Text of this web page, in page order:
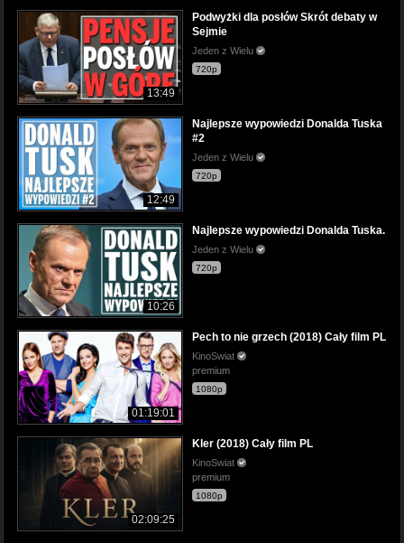
13:49
Podwyżki dla posłów Skrót debaty w
Sejmie
Jeden z Wielu
720p
12:49
Najlepsze wypowiedzi Donalda Tuska
#2
Jeden z Wielu
720p
10:26
Najlepsze wypowiedzi Donalda Tuska.
Jeden z Wielu
720p
01:19:01
Pech to nie grzech (2018) Cały film PL
KinoSwiat
premium
1080p
02:09:25
Kler (2018) Cały film PL
KinoSwiat
premium
1080p